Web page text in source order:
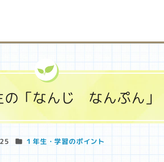
の「なんじ なんぷん」
カテゴリー
１年生・学習のポイント